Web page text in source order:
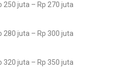
250 juta – Rp 270 juta
280 juta – Rp 300 juta
320 juta – Rp 350 juta